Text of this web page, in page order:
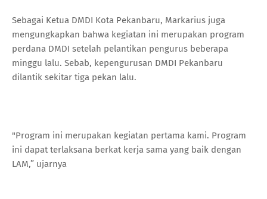
Sebagai Ketua DMDI Kota Pekanbaru, Markarius juga
mengungkapkan bahwa kegiatan ini merupakan program
perdana DMDI setelah pelantikan pengurus beberapa
minggu lalu. Sebab, kepengurusan DMDI Pekanbaru
dilantik sekitar tiga pekan lalu.
"Program ini merupakan kegiatan pertama kami. Program
ini dapat terlaksana berkat kerja sama yang baik dengan
LAM,” ujarnya